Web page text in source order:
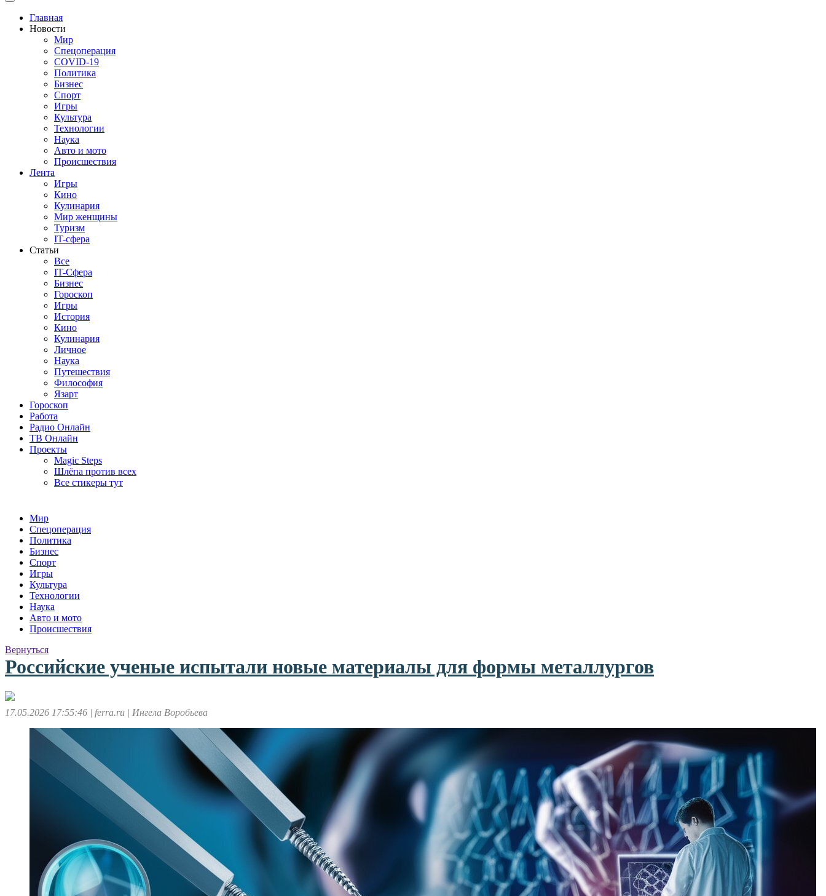
Toggle navigation
Главная
Новости
Мир
Спецоперация
COVID-19
Политика
Бизнес
Спорт
Игры
Культура
Технологии
Наука
Авто и мото
Происшествия
Лента
Игры
Кино
Кулинария
Мир женщины
Туризм
IT-сфера
Статьи
Все
IT-Сфера
Бизнес
Гороскоп
Игры
История
Кино
Кулинария
Личное
Наука
Путешествия
Философия
Язарт
Гороскоп
Работа
Радио Онлайн
ТВ Онлайн
Проекты
Magic Steps
Шлёпа против всех
Все стикеры тут
Мир
Спецоперация
Политика
Бизнес
Спорт
Игры
Культура
Технологии
Наука
Авто и мото
Происшествия
Вернуться
Российские ученые испытали новые материалы для формы металлургов
17.05.2026 17:55:46 | ferra.ru | Ингела Воробьева